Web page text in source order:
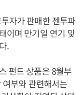
자가 판매한 젠투파
이며 만기일 연기 및
.
펀드 상품은 8월부
부와 관련해서는